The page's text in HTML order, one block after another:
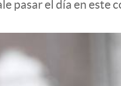
pasar el día en este